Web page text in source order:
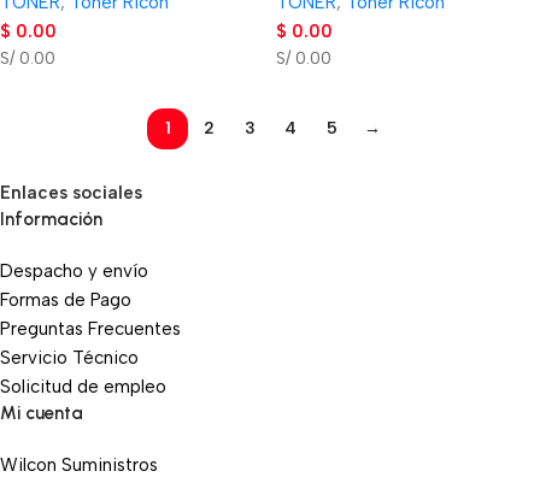
$ 0.00
S/ 0.00
$ 0.00
S/ 0.00
1 2 3 4 5 →
Enlaces sociales
Información
Despacho y envío
Formas de Pago
Preguntas Frecuentes
Servicio Técnico
Solicitud de empleo
Mi cuenta
Wilcon Suministros